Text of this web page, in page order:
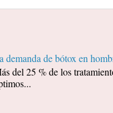
demanda de bótox en
del 25 % de los